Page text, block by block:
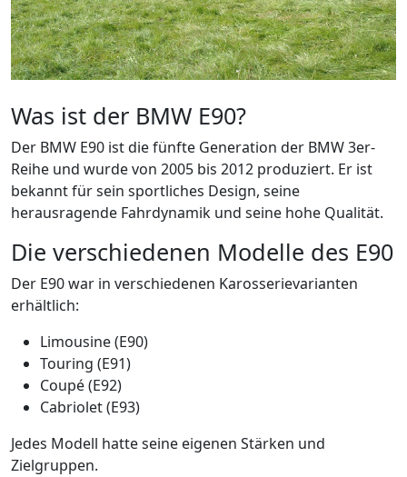
Was ist der BMW E90?
Der BMW E90 ist die fünfte Generation der BMW 3er-
Reihe und wurde von 2005 bis 2012 produziert. Er ist
bekannt für sein sportliches Design, seine
herausragende Fahrdynamik und seine hohe Qualität.
Die verschiedenen Modelle des E90
Der E90 war in verschiedenen Karosserievarianten
erhältlich:
Limousine (E90)
Touring (E91)
Coupé (E92)
Cabriolet (E93)
Jedes Modell hatte seine eigenen Stärken und
Zielgruppen.